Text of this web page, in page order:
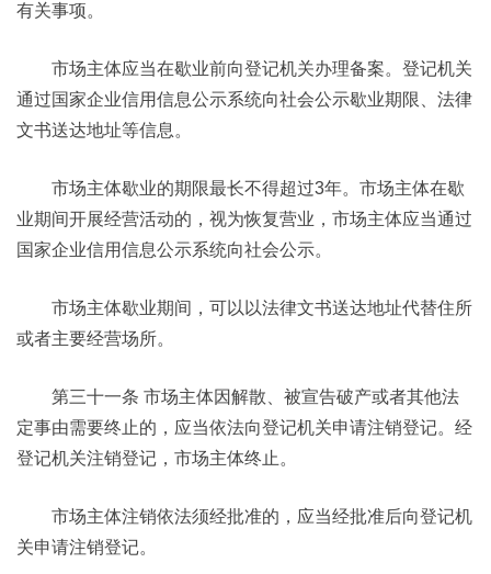
有关事项。
市场主体应当在歇业前向登记机关办理备案。登记机关
通过国家企业信用信息公示系统向社会公示歇业期限、法律
文书送达地址等信息。
市场主体歇业的期限最长不得超过3年。市场主体在歇
业期间开展经营活动的，视为恢复营业，市场主体应当通过
国家企业信用信息公示系统向社会公示。
市场主体歇业期间，可以以法律文书送达地址代替住所
或者主要经营场所。
第三十一条 市场主体因解散、被宣告破产或者其他法
定事由需要终止的，应当依法向登记机关申请注销登记。经
登记机关注销登记，市场主体终止。
市场主体注销依法须经批准的，应当经批准后向登记机
关申请注销登记。